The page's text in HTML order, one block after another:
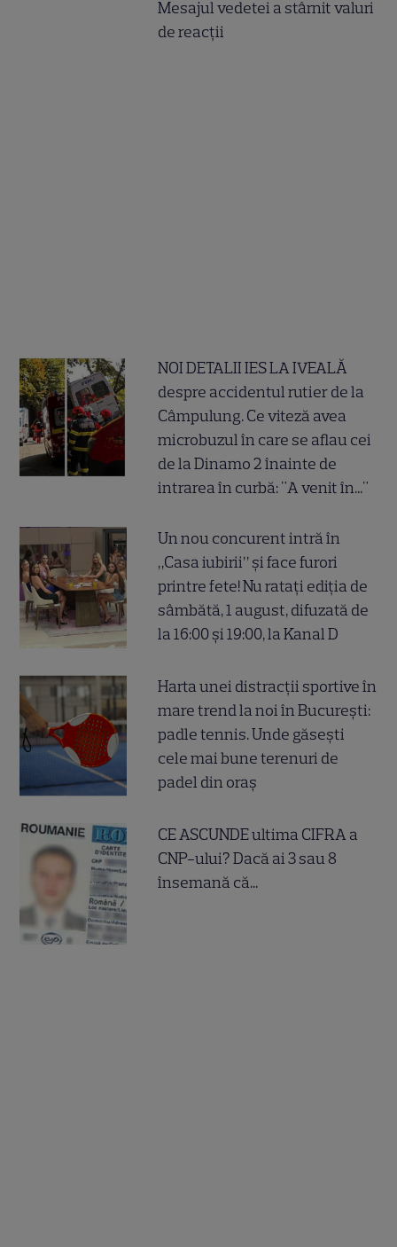
Mesajul vedetei a stârnit valuri
de reacții
NOI DETALII IES LA IVEALĂ
despre accidentul rutier de la
Câmpulung. Ce viteză avea
microbuzul în care se aflau cei
de la Dinamo 2 înainte de
intrarea în curbă: "A venit în..."
Un nou concurent intră în
„Casa iubirii” și face furori
printre fete! Nu ratați ediția de
sâmbătă, 1 august, difuzată de
la 16:00 și 19:00, la Kanal D
Harta unei distracții sportive în
mare trend la noi în București:
padle tennis. Unde găsești
cele mai bune terenuri de
padel din oraș
CE ASCUNDE ultima CIFRA a
CNP-ului? Dacă ai 3 sau 8
însemană că...